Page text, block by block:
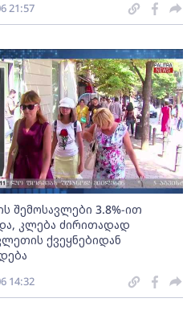
21:57
შემოსავლები 3.8%-ით
კლება ძირითადად
ქვეყნებიდან
14:32